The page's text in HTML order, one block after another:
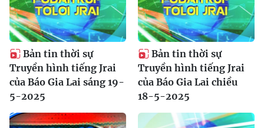
Bản tin thời sự
Truyền hình tiếng Jrai
của Báo Gia Lai sáng 19-
5-2025
Bản tin thời sự
Truyền hình tiếng Jrai
của Báo Gia Lai chiều
18-5-2025